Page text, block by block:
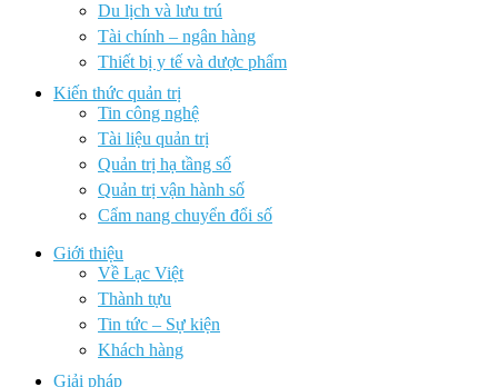
Du lịch và lưu trú
Tài chính – ngân hàng
Thiết bị y tế và dược phẩm
Kiến thức quản trị
Tin công nghệ
Tài liệu quản trị
Quản trị hạ tầng số
Quản trị vận hành số
Cẩm nang chuyển đổi số
Giới thiệu
Về Lạc Việt
Thành tựu
Tin tức – Sự kiện
Khách hàng
Giải pháp